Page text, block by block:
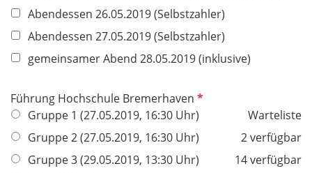
Abendessen 26.05.2019 (Selbstzahler)
Abendessen 27.05.2019 (Selbstzahler)
gemeinsamer Abend 28.05.2019 (inklusive)
Führung Hochschule Bremerhaven P
f
l
i
c
Gruppe 1 (27.05.2019, 16:30 Uhr)
Warteliste
Gruppe 2 (27.05.2019, 16:30 Uhr)
2 verfügbar
Gruppe 3 (29.05.2019, 13:30 Uhr)
14 verfügbar